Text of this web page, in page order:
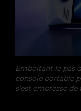
Emboîtant le pas
console portable
s’est empressé